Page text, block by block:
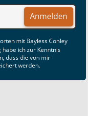
Anmelden
mit Bayless Conley
habe ich zur Kenntnis
dass die von mir
werden.